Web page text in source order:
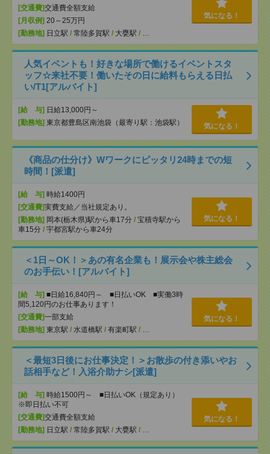
[交通費]交通費全額支給
[月収例] 20～25万円
[勤務地] 日立駅 / 常陸多賀駅 / 大甕駅 / …
気になる！
人気イベントも！好きな場所で働けるイベントスタ
ッフ☆来社不要！働いたその日に給料もらえる日払
い/T1[アルバイト]
[給 与] 日給13,000円～
[勤務地] 東京都豊島区南池袋（最寄り駅：池袋駅） 気になる！
《商品の仕分け》Wワークにピッタリ24時までの短
時間！[派遣]
[給 与] 時給1400円
[交通費]実費支給／当社規定あり。
[勤務地] 岡本(栃木県)駅から車17分 / 宝積寺駅から
車15分 / 宇都宮駅から車24分
気になる！
＜1日～OK！＞あの有名企業も！展示会や株主総会
のお手伝い！[アルバイト]
[給 与] ■日給16,840円～ ■日払いOK ■実働3時
間5,120円のお仕事あります！
[交通費]一部支給
[勤務地] 東京駅 / 水道橋駅 / 有楽町駅 / …
気になる！
＜最短3日後にお仕事決定！＞お散歩の付き添いやお
話相手など！入浴介助ナシ[派遣]
[給 与] 時給1500円～ ■日払いOK（規定あり）
※即日払い不可
[交通費]交通費全額支給
[勤務地] 日立駅 / 常陸多賀駅 / 大甕駅 / …
気になる！